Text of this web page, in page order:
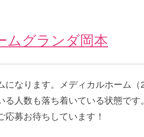
ムグランダ岡本
なります。メディカルホーム
人数も落ち着いている状態で
募お待ちしています！